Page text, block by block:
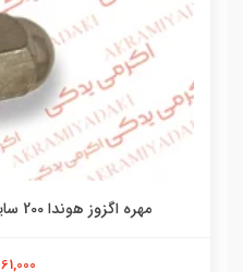
مهره اگزوز هوندا 200 سایز 8 بسته 2 عددی کد 65
61,000 تومان